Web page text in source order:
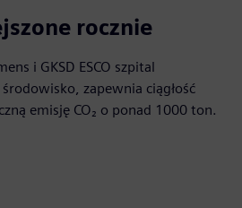
rocznie
i GKSD ESCO szpital
zapewnia ciągłość
emisję CO₂ o ponad 1000 ton.